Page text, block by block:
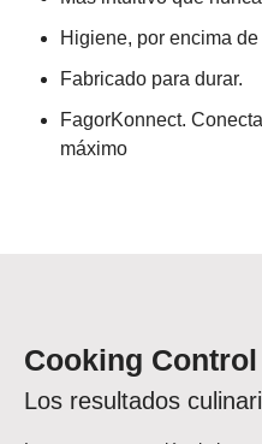
Higiene, por encima de
Fabricado para durar.
FagorKonnect.
máximo
Cooking Control
Los resultados